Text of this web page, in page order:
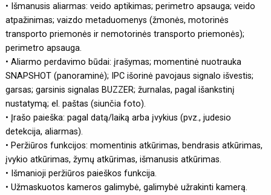
• Išmanusis aliarmas: veido aptikimas; perimetro apsauga; veido
atpažinimas; vaizdo metaduomenys (žmonės, motorinės
transporto priemonės ir nemotorinės transporto priemonės);
perimetro apsauga.
• Aliarmo perdavimo būdai: įrašymas; momentinė nuotrauka
SNAPSHOT (panoraminė); IPC išorinė pavojaus signalo išvestis;
garsas; garsinis signalas BUZZER; žurnalas, pagal išankstinį
nustatymą; el. paštas (siunčia foto).
• Įrašo paieška: pagal datą/laiką arba įvykius (pvz., judesio
detekcija, aliarmas).
• Peržiūros funkcijos: momentinis atkūrimas, bendrasis atkūrimas,
įvykio atkūrimas, žymų atkūrimas, išmanusis atkūrimas.
• Išmanioji peržiūros paieškos funkcija.
• Užmaskuotos kameros galimybė, galimybė užrakinti kamerą.